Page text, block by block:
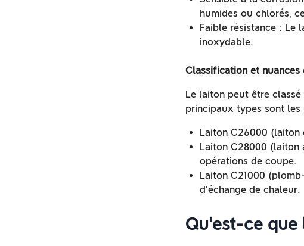
humides ou chlorés,
Faible résistance : Le
inoxydable.
Classification et nuances
Le laiton peut être
principaux types sont les
Laiton C26000 (laiton
Laiton C28000
opérations de coupe.
Laiton C21000
d'échange de chaleur.
Qu'est-ce que